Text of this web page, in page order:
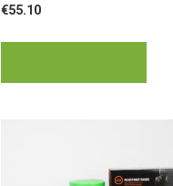
€55.10